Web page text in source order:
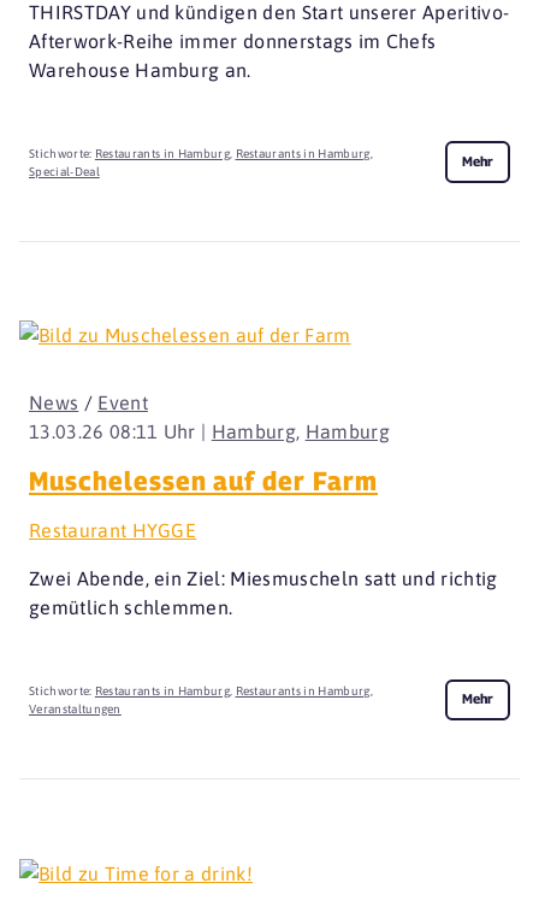
THIRSTDAY und kündigen den Start unserer Aperitivo-
Afterwork-Reihe immer donnerstags im Chefs
Warehouse Hamburg an.
Stichworte: Restaurants in Hamburg, Restaurants in Hamburg
Special-Deal
Mehr
13.03.26 08:11 Uhr | Hamburg, Hamburg
News / Event
Muschelessen auf der Farm
Restaurant HYGGE
Zwei Abende, ein Ziel: Miesmuscheln satt und richtig
gemütlich schlemmen.
Stichworte: Restaurants in Hamburg, Restaurants in Hamburg
Veranstaltungen
Mehr